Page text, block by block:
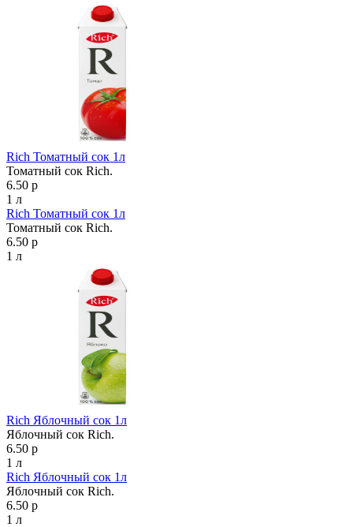
Rich Томатный сок 1л
Томатный сок Rich.
6.50 р
1 л
Rich Томатный сок 1л
Томатный сок Rich.
6.50 р
1 л
Rich Яблочный сок 1л
Яблочный сок Rich.
6.50 р
1 л
Rich Яблочный сок 1л
Яблочный сок Rich.
6.50 р
1 л